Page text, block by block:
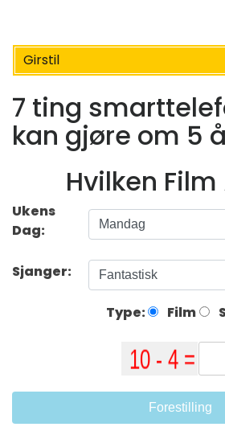
Girstil
7 ting
kan gjøre om 5
Hvilken Film
Ukens
Dag:
Sjanger:
Type: Film
Forestilling